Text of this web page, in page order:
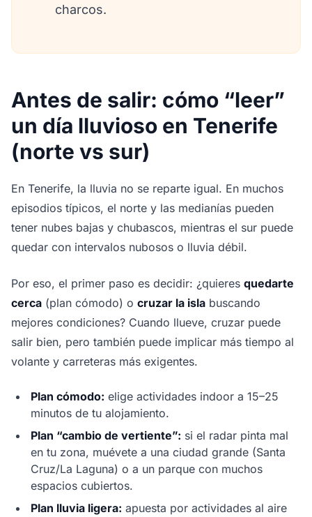
charcos.
Antes de salir: cómo “leer”
un día lluvioso en Tenerife
(norte vs sur)
En Tenerife, la lluvia no se reparte igual. En muchos
episodios típicos, el norte y las medianías pueden
tener nubes bajas y chubascos, mientras el sur puede
quedar con intervalos nubosos o lluvia débil.
Por eso, el primer paso es decidir: ¿quieres quedarte
cerca (plan cómodo) o cruzar la isla buscando
mejores condiciones? Cuando llueve, cruzar puede
salir bien, pero también puede implicar más tiempo al
volante y carreteras más exigentes.
Plan cómodo: elige actividades indoor a 15–25
minutos de tu alojamiento.
Plan “cambio de vertiente”: si el radar pinta mal
en tu zona, muévete a una ciudad grande (Santa
Cruz/La Laguna) o a un parque con muchos
espacios cubiertos.
Plan lluvia ligera: apuesta por actividades al aire